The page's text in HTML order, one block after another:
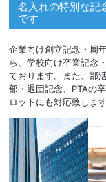
名入れの特別な記
です
企業向け創立記念・周
ら、学校向け卒業記念
ております。また、部
部・退団記念、PTAの
ロットにも対応致しま